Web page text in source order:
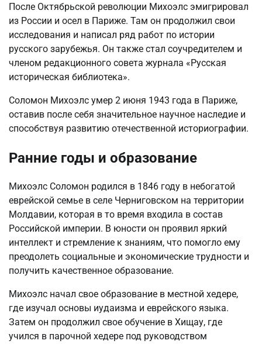
После Октябрьской революции Михоэлс эмигрировал
из России и осел в Париже. Там он продолжил свои
исследования и написал ряд работ по истории
русского зарубежья. Он также стал соучредителем и
членом редакционного совета журнала «Русская
историческая библиотека».
Соломон Михоэлс умер 2 июня 1943 года в Париже,
оставив после себя значительное научное наследие и
способствуя развитию отечественной историографии.
Ранние годы и образование
Михоэлс Соломон родился в 1846 году в небогатой
еврейской семье в селе Черниговском на территории
Молдавии, которая в то время входила в состав
Российской империи. В юности он проявил яркий
интеллект и стремление к знаниям, что помогло ему
преодолеть социальные и экономические трудности и
получить качественное образование.
Михоэлс начал свое образование в местной хедере,
где изучал основы иудаизма и еврейского языка.
Затем он продолжил свое обучение в Хищау, где
учился в парочной хедере под руководством